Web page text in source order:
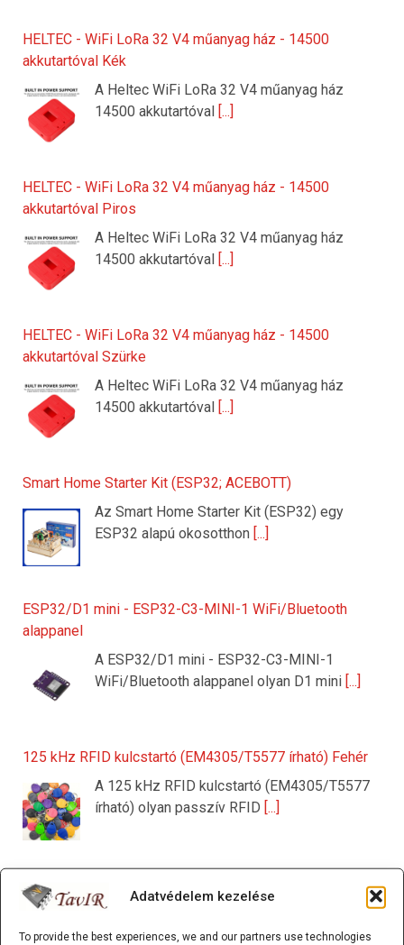
Adatvédelem kezelése
To provide the best experiences, we and our partners use technologies
HELTEC - WiFi LoRa 32 V4 műanyag ház - 14500
akkutartóval Kék
A Heltec WiFi LoRa 32 V4 műanyag ház
14500 akkutartóval
[...]
HELTEC - WiFi LoRa 32 V4 műanyag ház - 14500
akkutartóval Piros
A Heltec WiFi LoRa 32 V4 műanyag ház
14500 akkutartóval
[...]
HELTEC - WiFi LoRa 32 V4 műanyag ház - 14500
akkutartóval Szürke
A Heltec WiFi LoRa 32 V4 műanyag ház
14500 akkutartóval
[...]
Smart Home Starter Kit (ESP32; ACEBOTT)
Az Smart Home Starter Kit (ESP32) egy
ESP32 alapú okosotthon [...]
ESP32/D1 mini - ESP32-C3-MINI-1 WiFi/Bluetooth
alappanel
A ESP32/D1 mini - ESP32-C3-MINI-1
WiFi/Bluetooth alappanel olyan D1 mini [...]
125 kHz RFID kulcstartó (EM4305/T5577 írható) Fehér
A 125 kHz RFID kulcstartó (EM4305/T5577
írható) olyan passzív RFID [...]
Mozgásérzékelős MP3 lejátszó (Waytronic - WT-M12)
A Mozgásérzékelős MP3 lejátszó
(Waytronic - WT-M12) önálló,